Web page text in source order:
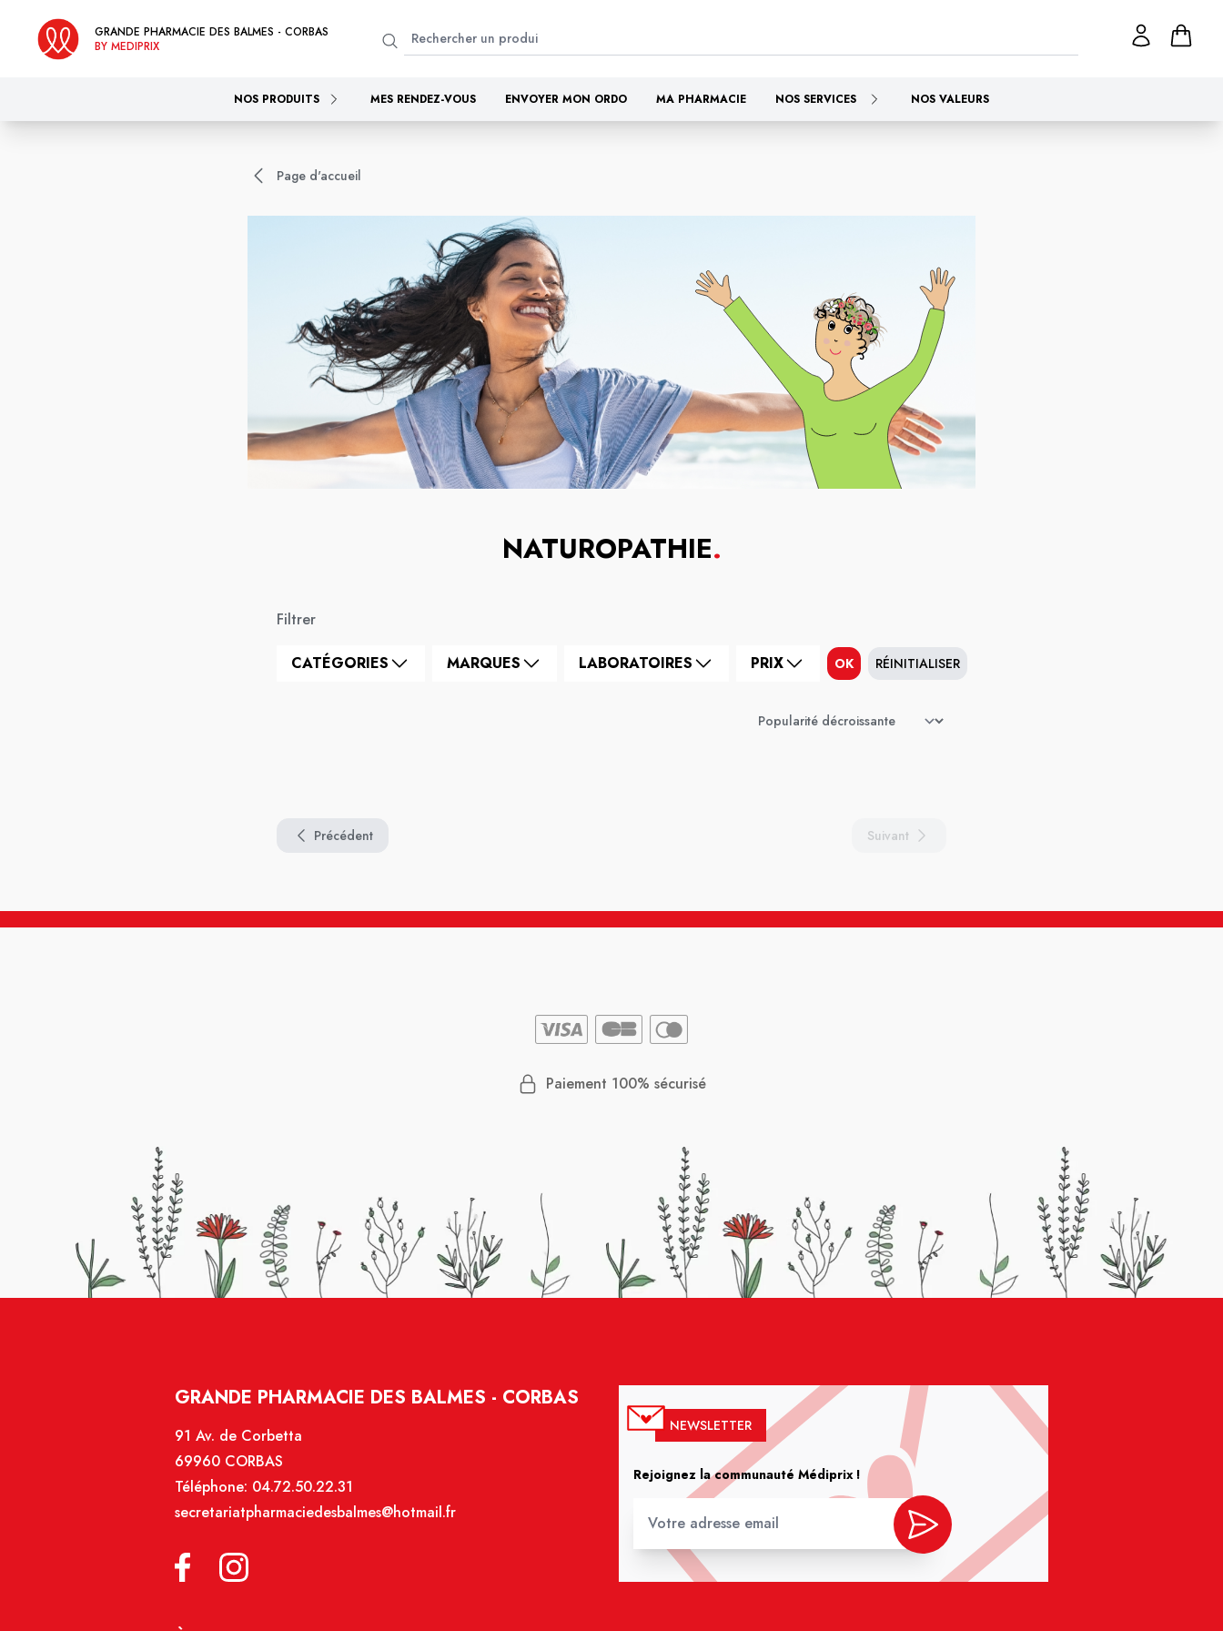
GRANDE PHARMACIE DES BALMES - CORBAS
BY MEDIPRIX
NOS PRODUITS MES RENDEZ-VOUS ENVOYER MON ORDO MA PHARMACIE NOS SERVICES NOS VALEURS
Page d'accueil
NATUROPATHIE.
Filtrer
CATÉGORIES MARQUES LABORATOIRES PRIX OK RÉINITIALISER
Précédent Suivant
Paiement 100% sécurisé
GRANDE PHARMACIE DES BALMES - CORBAS
91 Av. de Corbetta
69960 CORBAS
Téléphone: 04.72.50.22.31
secretariatpharmaciedesbalmes@hotmail.fr
NEWSLETTER
Rejoignez la communauté Médiprix !